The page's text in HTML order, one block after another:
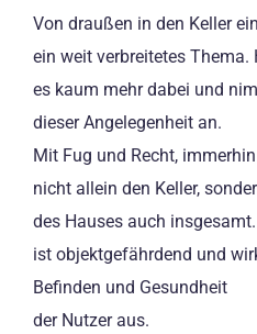
Von draußen in den Keller
ein weit verbreitetes
es kaum mehr dabei und
dieser Angelegenheit an.
Mit Fug und Recht,
nicht allein den Keller,
des Hauses auch
ist objektgefährdend und
Befinden und Gesundheit
der Nutzer aus.